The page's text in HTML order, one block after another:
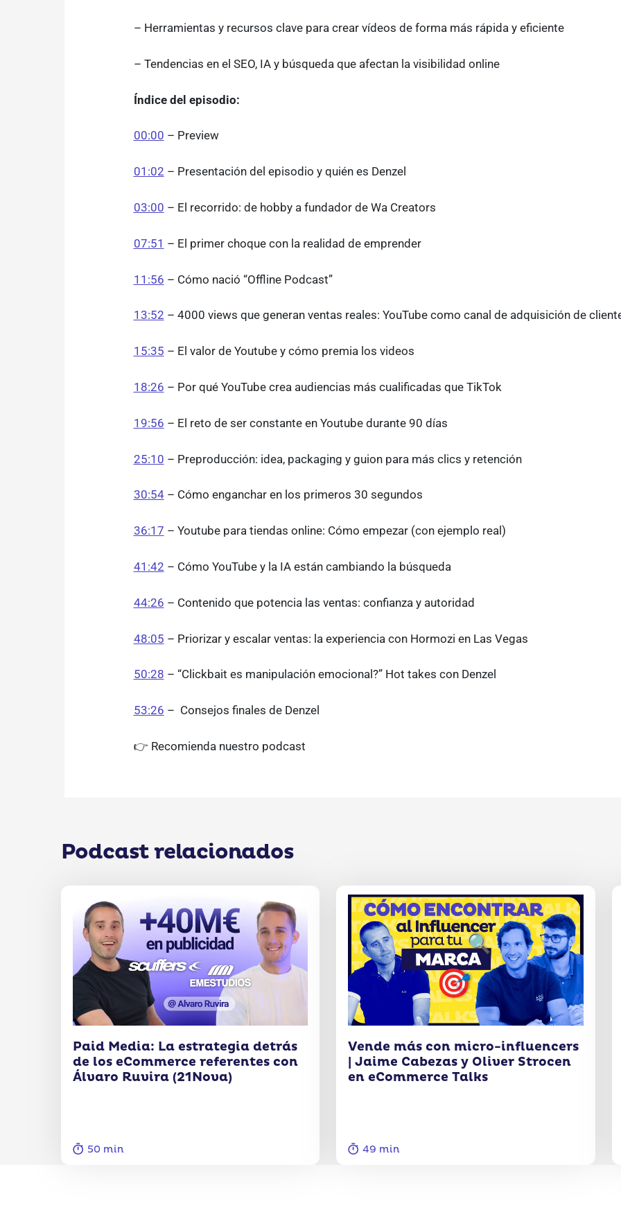
– Herramientas y recursos clave para crear vídeos de forma más rápida y eficiente
– Tendencias en el SEO, IA y búsqueda que afectan la visibilidad online
Índice del episodio:
00:00 – Preview
01:02 – Presentación del episodio y quién es Denzel
03:00 – El recorrido: de hobby a fundador de Wa Creators
07:51 – El primer choque con la realidad de emprender
11:56 – Cómo nació “Offline Podcast”
13:52 – 4000 views que generan ventas reales: YouTube como canal de adquisición de
15:35 – El valor de Youtube y cómo premia los videos
18:26 – Por qué YouTube crea audiencias más cualificadas que TikTok
19:56 – El reto de ser constante en Youtube durante 90 días
25:10 – Preproducción: idea, packaging y guion para más clics y retención
30:54– Cómo enganchar en los primeros 30 segundos
36:17 – Youtube para tiendas online: Cómo empezar (con ejemplo real)
41:42 – Cómo YouTube y la IA están cambiando la búsqueda
44:26 – Contenido que potencia las ventas: confianza y autoridad
48:05 – Priorizar y escalar ventas: la experiencia con Hormozi en Las Vegas
50:28 – “Clickbait es manipulación emocional?” Hot takes con Denzel
53:26 – Consejos finales de Denzel
👉 Recomienda nuestro podcast
Podcast relacionados
Paid Media: La estrategia detrás
de los eCommerce referentes con
Álvaro Ruvira (21Nova)
50 min
Vende más con micro-influencers
| Jaime Cabezas y Oliver Strocen
en eCommerce Talks
49 min